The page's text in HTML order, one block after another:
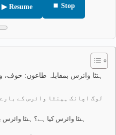
▶ Resume ⏹ Stop
ہنٹا وائرس بمقابلہ طاعون:
لوگ اچانک ہینٹا وائرس کے
ہنٹا وائرس کیا ہے؟ ہنٹا